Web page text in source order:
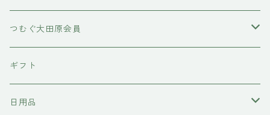
つむぐ大田原会員
東京石材
岩上商店
ギフト
日用品